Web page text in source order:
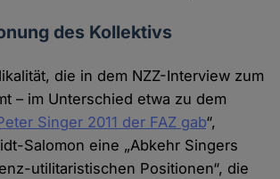
des Kollektivs
die in dem NZZ-Interview zum
– im Unterschied etwa zu dem
Singer 2011 der FAZ gab“,
Salomon eine „Abkehr Singers
utilitaristischen Positionen“, die